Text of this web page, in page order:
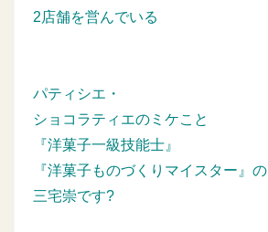
2店舗を営んでいる
パティシエ・
ショコラティエのミケこと
『洋菓子一級技能士』
『洋菓子ものづくりマイスター』の
三宅崇です?